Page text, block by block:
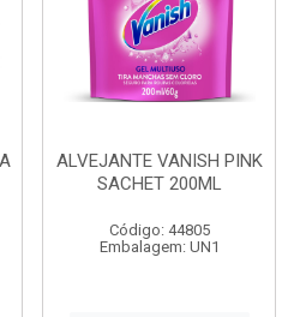
ALVEJANTE VANISH PINK
SACHET 200ML
Código: 44805
Embalagem: UN1